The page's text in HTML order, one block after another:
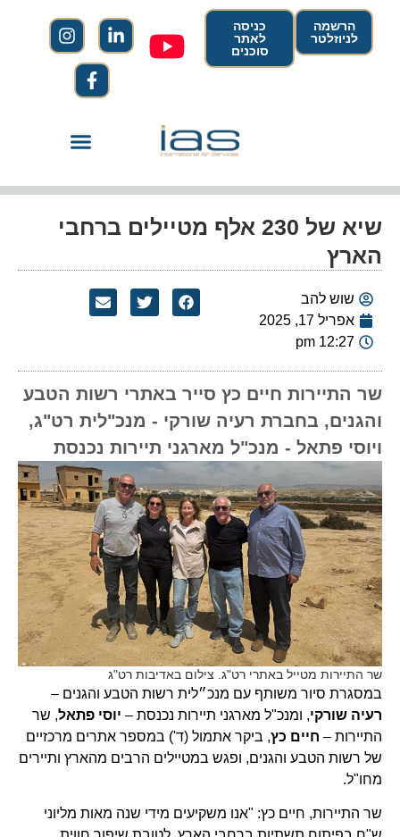
הרשמה
לניוזלטר
כניסה
לאתר
סוכנים
שיא של 230 אלף מטיילים ברחבי
הארץ
שוש להב
אפריל 17, 2025
12:27 pm
שר התיירות חיים כץ סייר באתרי רשות הטבע
והגנים, בחברת רעיה שורקי - מנכ"לית רט"ג,
ויוסי פתאל - מנכ"ל מארגני תיירות נכנסת
שר התיירות מטייל באתרי רט"ג. צילום באדיבות רט"ג
במסגרת סיור משותף עם מנכ״לית רשות הטבע והגנים –
רעיה שורקי, ומנכ"ל מארגני תיירות נכנסת – יוסי פתאל, שר
התיירות – חיים כץ, ביקר אתמול (ד') במספר אתרים מרכזיים
של רשות הטבע והגנים, ופגש במטיילים הרבים מהארץ ותיירים
מחו"ל.
שר התיירות, חיים כץ: "אנו משקיעים מידי שנה מאות מליוני